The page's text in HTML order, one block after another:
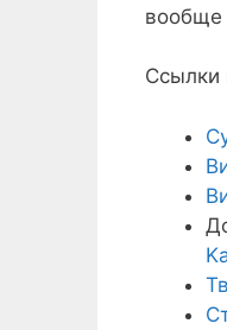
вообще
Ссылки